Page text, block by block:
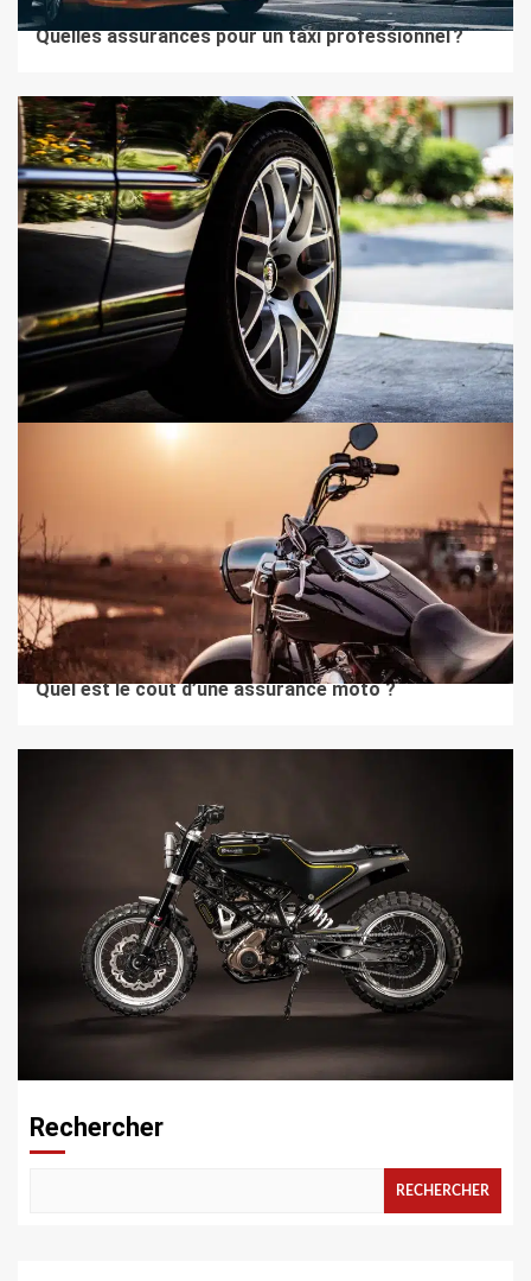
AUTO MOTO
Quelles assurances pour un taxi professionnel ?
AUTO MOTO
Comment se débarrasser de sa voiture à essence ?
2 min de lecture
AUTO MOTO
Quel est le coût d’une assurance moto ?
2 min de lecture
AUTO MOTO
Pas d’erreur 401 pour le scrambler Svartpilen
Rechercher
RECHERCHER